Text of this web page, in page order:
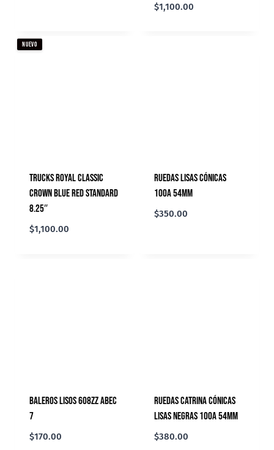
$1,100.00
NUEVO
Trucks Royal Classic
Crown Blue Red Standard
8.25″
$1,100.00
Ruedas Lisas Cónicas
100A 54mm
$350.00
Baleros Lisos 608ZZ Abec
7
$170.00
Ruedas Catrina Cónicas
Lisas Negras 100A 54mm
$380.00